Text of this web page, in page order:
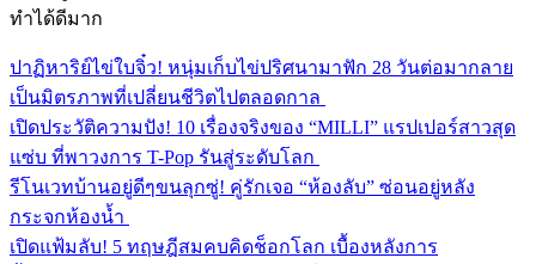
ทำได้ดีมาก
ปาฏิหาริย์ไข่ใบจิ๋ว! หนุ่มเก็บไข่ปริศนามาฟัก 28 วันต่อมากลาย
เป็นมิตรภาพที่เปลี่ยนชีวิตไปตลอดกาล
เปิดประวัติความปัง! 10 เรื่องจริงของ “MILLI” แรปเปอร์สาวสุด
แซ่บ ที่พาวงการ T-Pop รันสู่ระดับโลก
รีโนเวทบ้านอยู่ดีๆขนลุกซู่! คู่รักเจอ “ห้องลับ” ซ่อนอยู่หลัง
กระจกห้องน้ำ
เปิดแฟ้มลับ! 5 ทฤษฎีสมคบคิดช็อกโลก เบื้องหลังการ